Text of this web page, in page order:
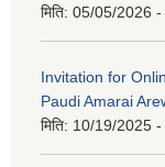
मिति: 05/05/2026
Invitation for
Paudi Amarai
मिति: 10/19/2025 -